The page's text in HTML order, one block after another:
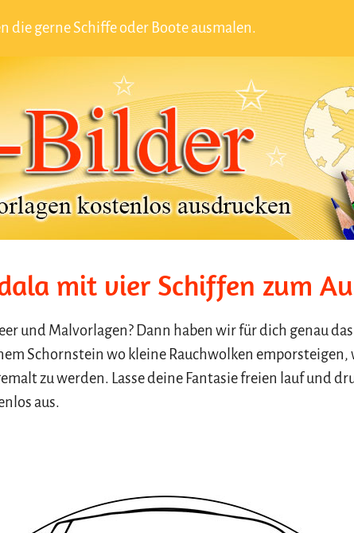
die gerne Schiffe oder Boote ausmalen.
mit vier Schiffen zum
und Malvorlagen? Dann haben wir für dich genau
Schornstein wo kleine Rauchwolken emporsteigen,
zu werden. Lasse deine Fantasie freien lauf und
aus.